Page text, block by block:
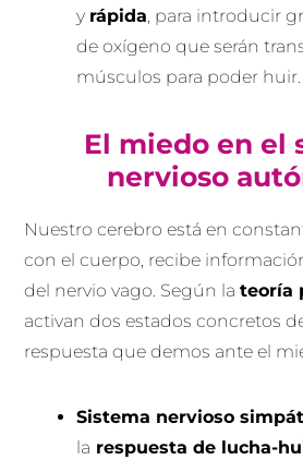
y rápida, para introducir
de oxígeno que serán
músculos para poder huir.
El miedo en el
nervioso
Nuestro cerebro está en
con el cuerpo, recibe
del nervio vago. Según lateoría
activan dos estados concretos
respuesta que demos ante el
Sistema nervioso
la respuesta de lucha-